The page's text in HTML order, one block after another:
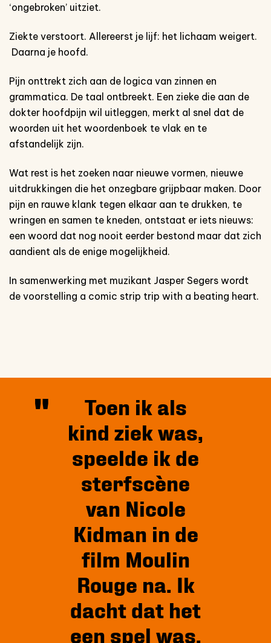
‘ongebroken’ uitziet.
Ziekte verstoort. Allereerst je lijf: het lichaam weigert.
Daarna je hoofd.
Pijn onttrekt zich aan de logica van zinnen en
grammatica. De taal ontbreekt. Een zieke die aan de
dokter hoofdpijn wil uitleggen, merkt al snel dat de
woorden uit het woordenboek te vlak en te
afstandelijk zijn.
Wat rest is het zoeken naar nieuwe vormen, nieuwe
uitdrukkingen die het onzegbare grijpbaar maken. Door
pijn en rauwe klank tegen elkaar aan te drukken, te
wringen en samen te kneden, ontstaat er iets nieuws:
een woord dat nog nooit eerder bestond maar dat zich
aandient als de enige mogelijkheid.
In samenwerking met muzikant Jasper Segers wordt
de voorstelling a comic strip trip with a beating heart.
Toen ik als
kind ziek was,
speelde ik de
sterfscène
van Nicole
Kidman in de
film Moulin
Rouge na. Ik
dacht dat het
een spel was.